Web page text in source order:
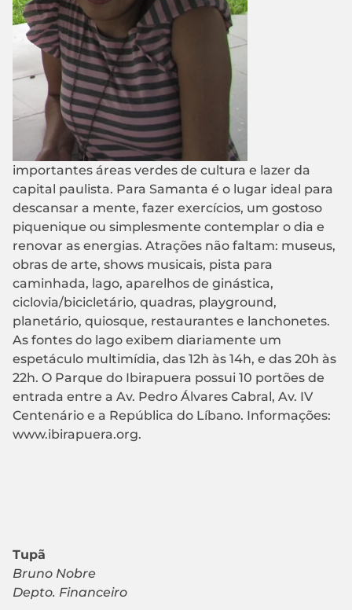
importantes áreas verdes de cultura e lazer da
capital paulista. Para Samanta é o lugar ideal para
descansar a mente, fazer exercícios, um gostoso
piquenique ou simplesmente contemplar o dia e
renovar as energias. Atrações não faltam: museus,
obras de arte, shows musicais, pista para
caminhada, lago, aparelhos de ginástica,
ciclovia/bicicletário, quadras, playground,
planetário, quiosque, restaurantes e lanchonetes.
As fontes do lago exibem diariamente um
espetáculo multimídia, das 12h às 14h, e das 20h às
22h. O Parque do Ibirapuera possui 10 portões de
entrada entre a Av. Pedro Álvares Cabral, Av. IV
Centenário e a República do Líbano. Informações:
www.ibirapuera.org.
Tupã
Bruno Nobre
Depto. Financeiro